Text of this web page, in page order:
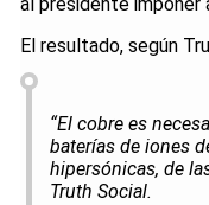
al presidente imponer
El resultado, según
“El cobre es
baterías de iones
hipersónicas, de
Truth Social.